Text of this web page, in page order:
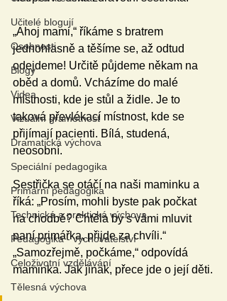
Učitelé blogují
Osobnosti
Blogy
Videa
Vizuální gramotnost
Dramatická výchova
Speciální pedagogika
Primární pedagogika
Technická a praktická výchova
Pedagogika - vychovatelství
Celoživotní vzdělávání
Tělesná výchova
„Ahoj mami,“ říkáme s bratrem
jednohlasně a těšíme se, až odtud
odejdeme! Určitě půjdeme někam na
oběd a domů. Vcházíme do malé
místnosti, kde je stůl a židle. Je to
taková převlékací místnost, kde se
přijímají pacienti. Bílá, studená,
neosobní.
Sestřička se otáčí na naši maminku a
říká: „Prosím, mohli byste pak počkat
na chodbě? Chtěla by s vámi mluvit
paní primářka, přijde za chvíli.“
„Samozřejmě, počkáme,“ odpovídá
maminka. Jak jinak, přece jde o její děti.